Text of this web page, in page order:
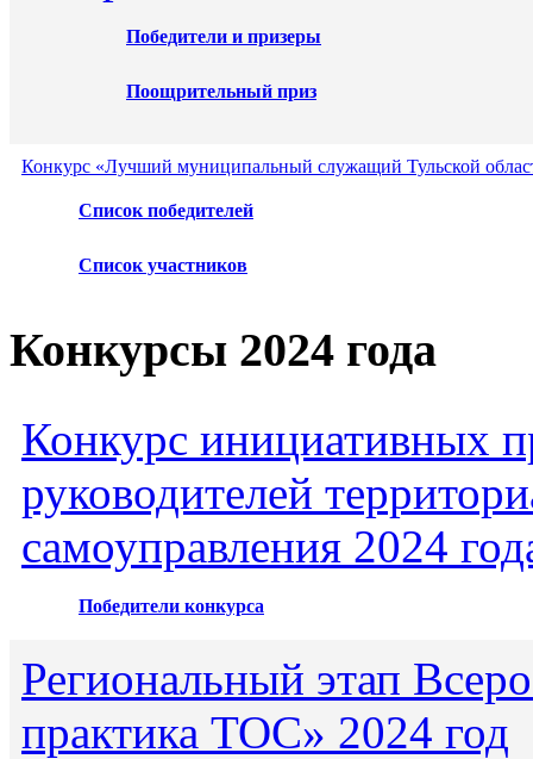
Победители и призеры
Поощрительный приз
Конкурс «Лучший муниципальный служащий Тульской
Список победителей
Список участников
Конкурсы 2024 года
Конкурс инициативных
руководителей
самоуправления 2024
Победители конкурса
Региональный этап
практика ТОС» 2024 год